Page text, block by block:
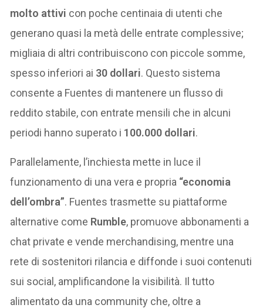
molto attivi con poche centinaia di utenti che
generano quasi la metà delle entrate complessive;
migliaia di altri contribuiscono con piccole somme,
spesso inferiori ai 30 dollari. Questo sistema
consente a Fuentes di mantenere un flusso di
reddito stabile, con entrate mensili che in alcuni
periodi hanno superato i 100.000 dollari.
Parallelamente, l’inchiesta mette in luce il
funzionamento di una vera e propria “economia
dell’ombra”. Fuentes trasmette su piattaforme
alternative come Rumble, promuove abbonamenti a
chat private e vende merchandising, mentre una
rete di sostenitori rilancia e diffonde i suoi contenuti
sui social, amplificandone la visibilità. Il tutto
alimentato da una community che, oltre a